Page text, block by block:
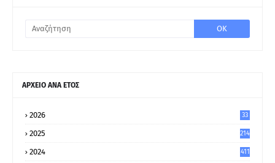
ΑΡΧΕΙΟ ΑΝΑ ΕΤΟΣ
2026 33
2025 214
2024 411